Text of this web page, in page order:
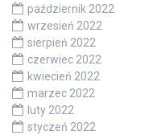
październik 2022
wrzesień 2022
sierpień 2022
czerwiec 2022
kwiecień 2022
marzec 2022
luty 2022
styczeń 2022